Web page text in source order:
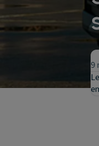
9